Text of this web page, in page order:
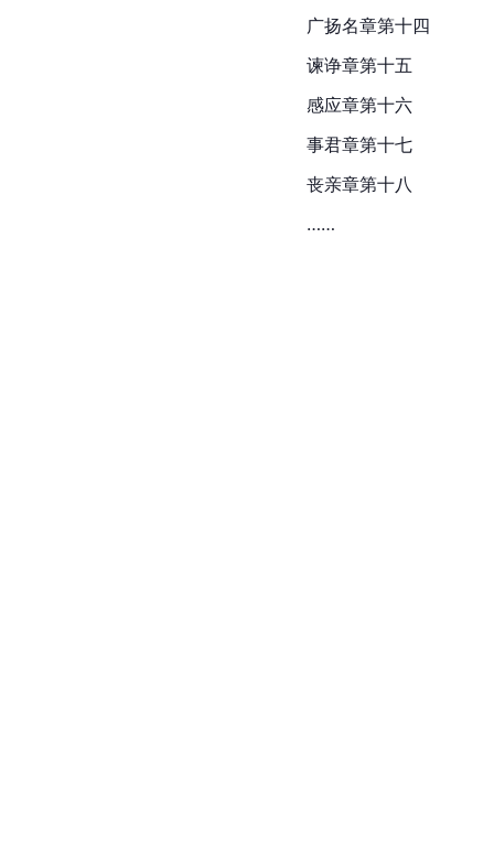
广扬名章第十四
谏诤章第十五
感应章第十六
事君章第十七
丧亲章第十八
……